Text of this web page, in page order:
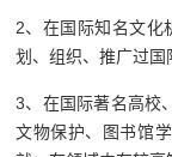
2、在国际知名文化
划、组织、推广过国
3、在国际著名高校
文物保护、图书馆